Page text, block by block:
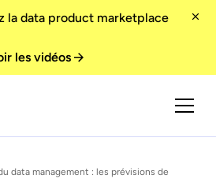
la data product marketplace
les vidéos
data management : les prévisions de